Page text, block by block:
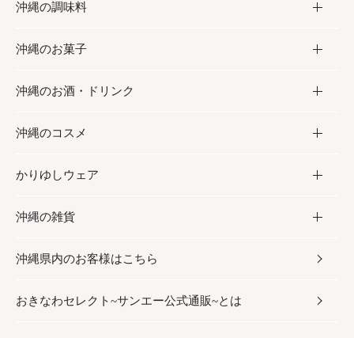
フルーツ・野菜
お肉
海産物
加工食品
缶詰／パウチ
沖縄料理
沖縄そば／乾麺
レトルト食品
乾物／粉類
沖縄の調味料
調味料
砂糖／黒砂糖
塩
お酢／ドレッシング
しょうゆ
みそ
だし／スパイス／島唐辛子
沖縄のお菓子
お菓子
黒糖
ちんすこう
伝統菓子
スナック
おつまみ
沖縄のお酒・ドリンク
お酒・ドリンク
泡盛
ビール・チューハイ
ワイン・ウィスキー・カクテル
ドリンク
沖縄のコスメ
コスメ
スキンケア
ボディケア
ヘアケア
かりゆしウェア
かりゆしウェア
メンズ
レディース
沖縄の雑貨
雑貨
沖縄ファッション
沖縄県内のお客様はこちら
おきなわセレクト~サンエー公式通販~とは